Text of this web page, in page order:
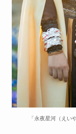
「永夜星河（えい